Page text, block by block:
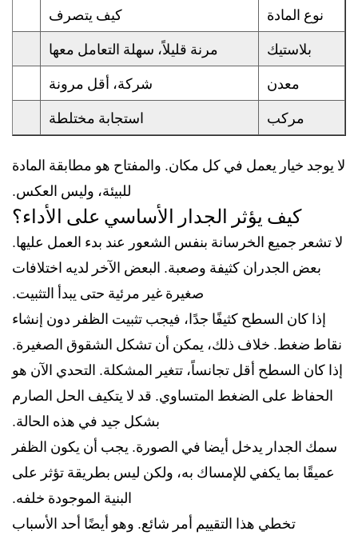
نوع المادة
كيف يتصرف
بلاستيك
مرنة قليلاً، سهلة التعامل معها
معدن
شركة، أقل مرونة
مركب
استجابة مختلطة
لا يوجد خيار يعمل في كل مكان. والمفتاح هو مطابقة المادة
للبيئة، وليس العكس.
كيف يؤثر الجدار الأساسي على الأداء؟
لا تشعر جميع الخرسانة بنفس الشعور عند بدء العمل عليها.
بعض الجدران كثيفة وصعبة. البعض الآخر لديه اختلافات
صغيرة غير مرئية حتى يبدأ التثبيت.
إذا كان السطح كثيفًا جدًا، فيجب تثبيت الظفر دون إنشاء
نقاط ضغط. خلاف ذلك، يمكن أن تشكل الشقوق الصغيرة.
إذا كان السطح أقل تجانساً، تتغير المشكلة. التحدي الآن هو
الحفاظ على الضغط المتساوي. قد لا يتكيف الحل الصارم
بشكل جيد في هذه الحالة.
سمك الجدار يدخل أيضا في الصورة. يجب أن يكون الظفر
عميقًا بما يكفي للإمساك به، ولكن ليس بطريقة تؤثر على
البنية الموجودة خلفه.
تخطي هذا التقييم أمر شائع. وهو أيضًا أحد الأسباب